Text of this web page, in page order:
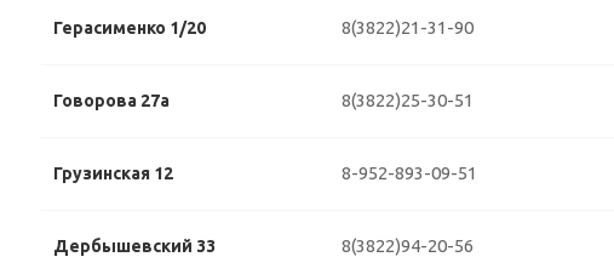
Герасименко 1/20 8(3822)21-31-90
Говорова 27а 8(3822)25-30-51
Грузинская 12 8-952-893-09-51
Дербышевский 33 8(3822)94-20-56